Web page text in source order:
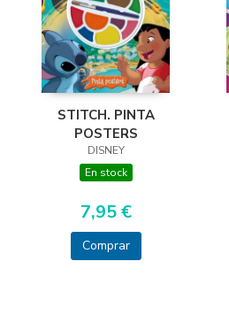
STITCH. PINTA
POSTERS
DISNEY
En stock
7,95 €
Comprar